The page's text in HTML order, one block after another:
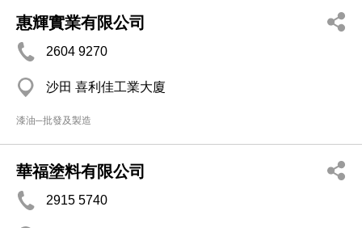
惠輝實業有限公司
2604 9270
沙田 喜利佳工業大廈
漆油─批發及製造
華福塗料有限公司
2915 5740